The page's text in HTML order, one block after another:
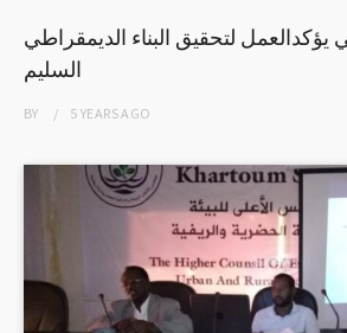
لتحقيق البناء الديمقراطي
السليم
BY 5 YEARSAGO